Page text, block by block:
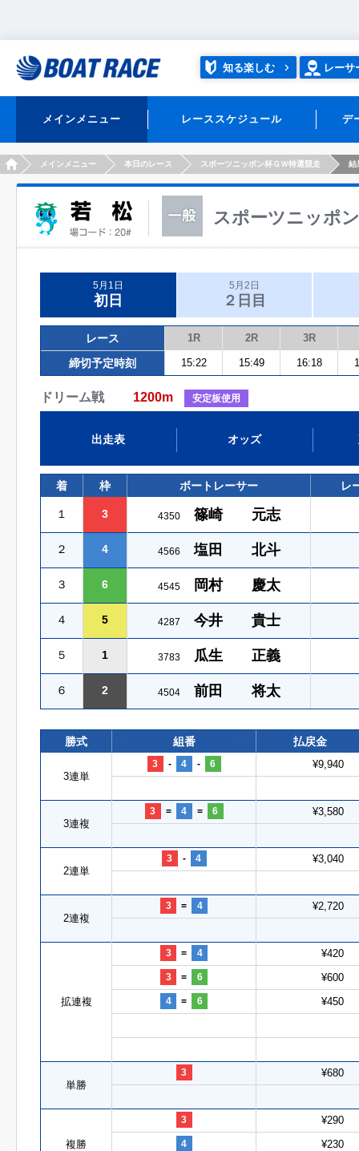
知る楽しむ レーサ
メインメニュー レーススケジュール デ
HOMEメインメニュー 本日のレース スポーツニッポン杯ＧＷ特選競走 結
スポーツニッポ
5月1日
初日
5月2日
２日目
レース 1R 2R 3R
締切予定時刻 15:22 15:49 16:18
ドリーム戦 1200m 安定板使用
出走表 オッズ
着 枠 ボートレーサー レ
１ 3 4350 篠崎 元志
２ 4 4566 塩田 北斗
３ 6 4545 岡村 慶太
４ 5 4287 今井 貴士
５ 1 3783 瓜生 正義
６ 2 4504 前田 将太
勝式 組番 払戻金
3連単
3 - 4 - 6 ¥9,940
3連複
3 = 4 = 6 ¥3,580
2連単
3 - 4 ¥3,040
2連複
3 = 4 ¥2,720
拡連複
3 = 4 ¥420
3 = 6 ¥600
4 = 6 ¥450
単勝
3 ¥680
複勝
3 ¥290
4 ¥230